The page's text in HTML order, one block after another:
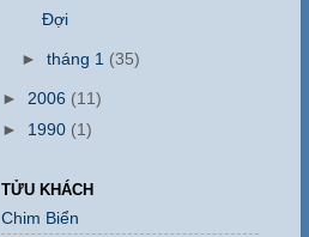
Đợi
►tháng 1 (35)
► 2006 (11)
► 1990 (1)
TỬU KHÁCH
Chim Biển